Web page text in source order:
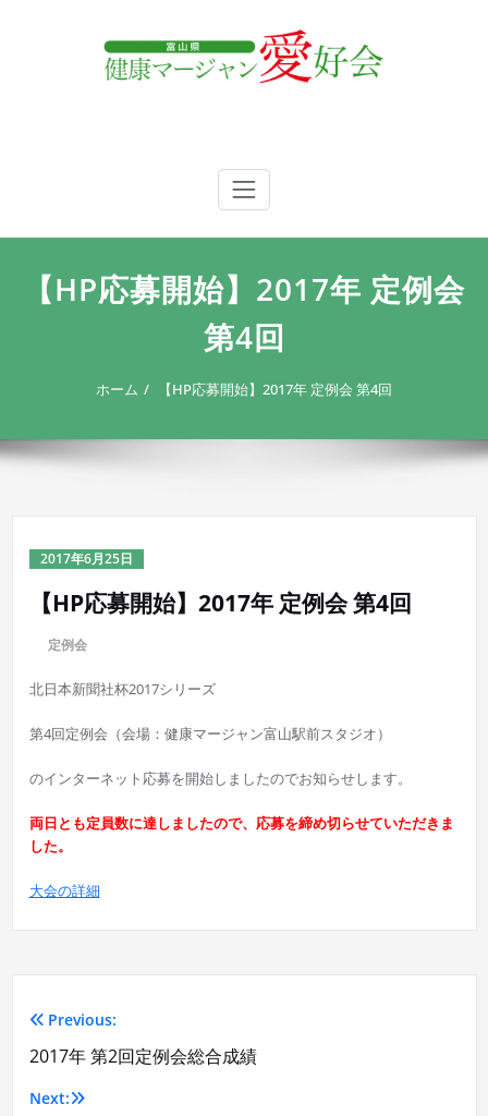
富山県 健康マージャン愛好会
【HP応募開始】2017年 定例会
第4回
ホーム 【HP応募開始】2017年 定例会 第4回
2017年6月25日
【HP応募開始】2017年 定例会 第4回
定例会
北日本新聞社杯2017シリーズ
第4回定例会（会場：健康マージャン富山駅前スタジオ）
のインターネット応募を開始しましたのでお知らせします。
両日とも定員数に達しましたので、応募を締め切らせていただきま
した。
大会の詳細
投
稿
Previous:
2017年 第2回定例会総合成績
Next: